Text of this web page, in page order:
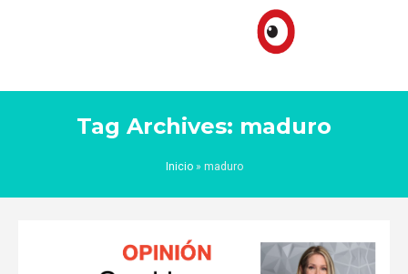
Tag Archives: maduro
Inicio» maduro